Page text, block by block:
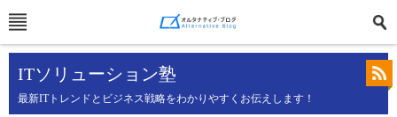
ITソリューション塾
最新ITトレンドとビジネス戦略をわかりやすくお伝えします！